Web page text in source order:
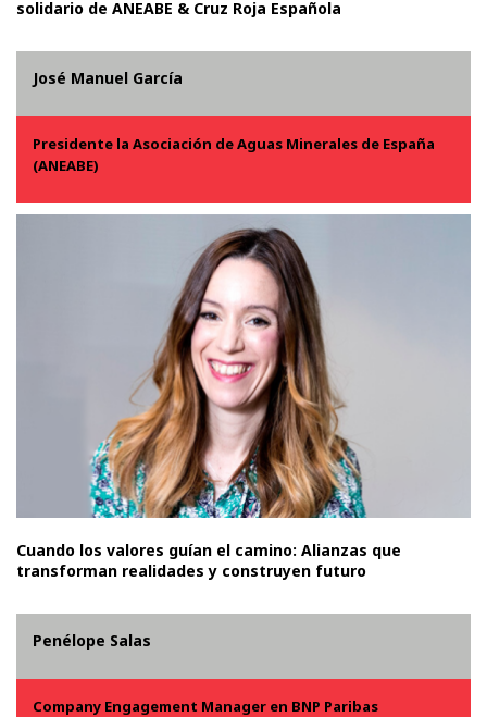
solidario de ANEABE & Cruz Roja Española
José Manuel García
Presidente la Asociación de Aguas Minerales de España
(ANEABE)
Cuando los valores guían el camino: Alianzas que
transforman realidades y construyen futuro
Penélope Salas
Company Engagement Manager en BNP Paribas